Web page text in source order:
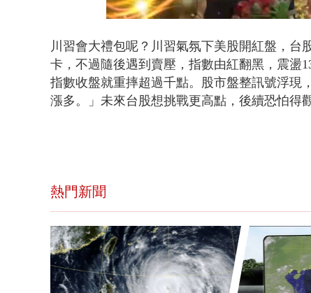
Unmute Loaded:
42.79%
川習會大禮包呢？川習氣氛下美股開紅盤，台
卡，不過隨後遇到賣壓，指數由紅翻黑，震盪
指數收盤就重摔超過千點。股市盤整訊號浮現
漲多。」未來台股想挑戰更高點，後續恐怕得
熱門新聞